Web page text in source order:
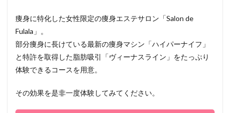
痩身に特化した女性限定の痩身エステサロン「Salon de
Fulala」。
部分痩身に長けている最新の痩身マシン「ハイパーナイフ」
と特許を取得した脂肪吸引「ヴィーナスライン」をたっぷり
体験できるコースを用意。
その効果を是非一度体験してみてください。